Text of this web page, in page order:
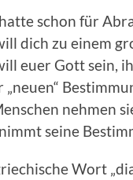
schon für
dich zu einem
euer Gott sein,
„neuen“
nehmen
seine
Wort